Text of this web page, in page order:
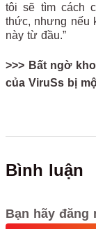
tôi sẽ tìm cách
thức, nhưng nếu
này từ đầu.”
>>> Bất ngờ
của ViruSs bị
Bình luận
Bạn hãy đăng